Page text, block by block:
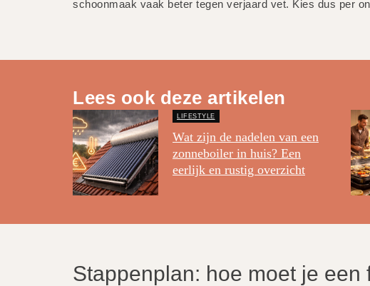
schoonmaak vaak beter tegen verjaard vet. Kies dus per
Lees ook deze artikelen
LIFESTYLE
Wat zijn de nadelen van een
zonneboiler in huis? Een
eerlijk en rustig overzicht
Stappenplan: hoe moet je een